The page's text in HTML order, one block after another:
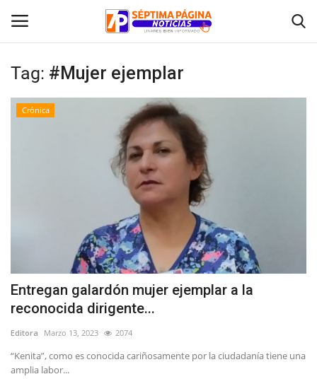
Inicio
Política
Espectáculos
Tag: #Mujer ejemplar
Crónica
Entregan galardón mujer ejemplar a la
reconocida dirigente...
Editora Marzo 13, 2023 2074
“Kenita”, como es conocida cariñosamente por la ciudadanía tiene una
amplia labor...